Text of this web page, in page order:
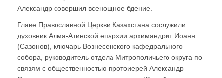
Александр совершил всенощное бдение.
Главе Православной Церкви Казахстана сослужили:
духовник Алма-Атинской епархии архимандрит Иоанн
(Сазонов), ключарь Вознесенского кафедрального
собора, руководитель отдела Митрополичьего округа по
связям с общественностью протоиерей Александр